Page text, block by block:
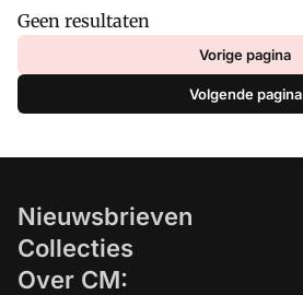
Geen resultaten
Vorige pagina
Volgende pagina
Nieuwsbrieven
Collecties
Over CM: